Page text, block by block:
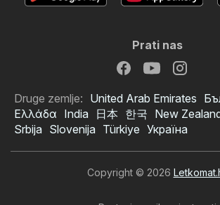
Prati nas
Druge zemlje: United Arab Emirates
Ελλάδα India 日本 한국 New
Srbija Slovenija Türkiye Україна
Copyright © 2026